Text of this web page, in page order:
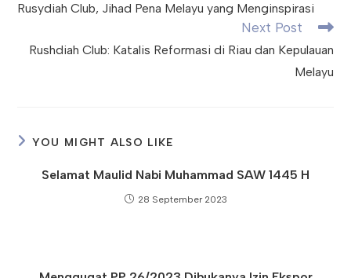
articles
Rusydiah Club, Jihad Pena Melayu yang Menginspirasi
Next Post
Rushdiah Club: Katalis Reformasi di Riau dan Kepulauan
Melayu
YOU MIGHT ALSO LIKE
Selamat Maulid Nabi Muhammad SAW 1445 H
28 September 2023